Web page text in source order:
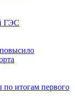
ГЭС
итогам первого